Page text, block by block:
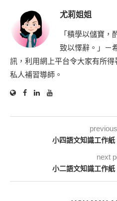
尤莉姐姐
「積學以儲寶，
致以懌辭。」－
訊，利用網上平台令大家有所
私人補習導師。
小四語文知識工作紙
next
小二語文知識工作紙